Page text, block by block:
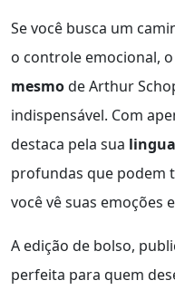
Se você busca um
o controle emocional,
mesmode Arthur
indispensável. Com
destaca pela sua
profundas que podem
você vê suas emoções
A edição de bolso,
perfeita para quem